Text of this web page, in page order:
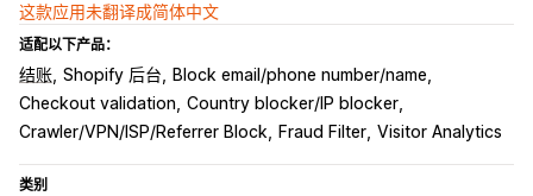
这款应用未翻译成简体中文
适配以下产品：
结账 Shopify 后台
Block email/phone number/name
Checkout validation Country blocker/IP blocker
Crawler/VPN/ISP/Referrer Block
Fraud Filter Visitor Analytics
类别